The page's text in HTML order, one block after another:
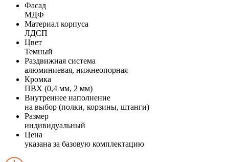
Фасад
МДФ
Материал корпуса
ЛДСП
Цвет
Темный
Раздвижная система
алюминиевая, нижнеопорная
Кромка
ПВХ (0,4 мм, 2 мм)
Внутреннее наполнение
на выбор (полки, корзины, штанги)
Размер
индивидуальный
Цена
указана за базовую комплектацию